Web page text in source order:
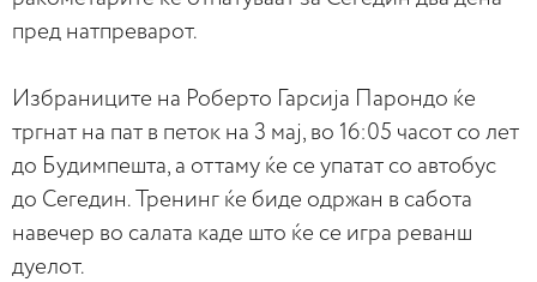
пред натпреварот.
Избраниците на Роберто Гарсија Парондо ќе
тргнат на пат в петок на 3 мај, во 16:05 часот со лет
до Будимпешта, а оттаму ќе се упатат со автобус
до Сегедин. Тренинг ќе биде одржан в сабота
навечер во салата каде што ќе се игра реванш
дуелот.